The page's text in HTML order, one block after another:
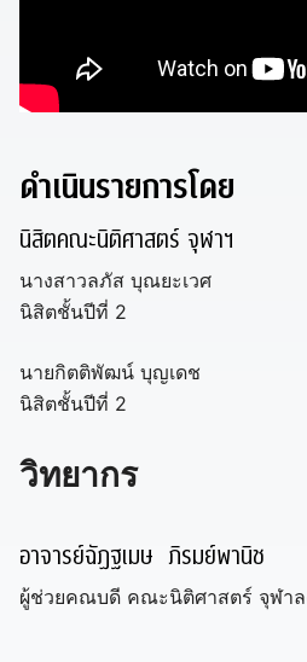
ดำเนินรายการโดย
นิสิตคณะนิติศาสตร์ จุฬาฯ
นางสาวลภัส บุณยะเวศ
นิสิตชั้นปีที่ 2
นายกิตติพัฒน์ บุญเดช
นิสิตชั้นปีที่ 2
วิทยากร
อาจารย์ฉัฏฐเมษ ภิรมย์พานิช
ผู้ช่วยคณบดี คณะนิติศาสตร์ จุฬา